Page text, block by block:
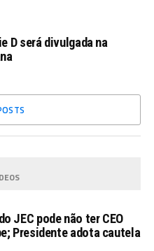
D será divulgada na
JEC pode não ter CEO
Presidente adota cautela